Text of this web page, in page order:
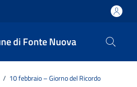
di Fonte Nuova
/ 10 febbraio – Giorno del Ricordo